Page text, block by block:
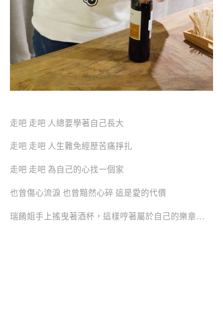
走吧 走吧 人總要學著自己長大
走吧 走吧 人生難免經歷苦痛掙扎
走吧 走吧 為自己的心找一個家
也曾傷心流淚 也曾黯然心碎 這是愛的代價
瑞餚姐手上搖曳著酒杯，這樣哼著屬於自己的樂章…